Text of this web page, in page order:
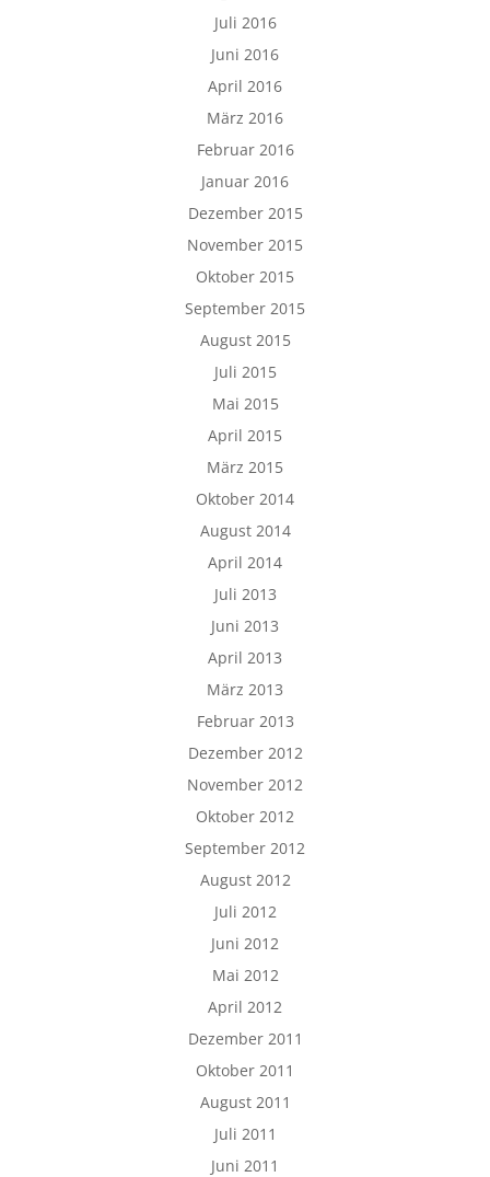
Juli 2016
Juni 2016
April 2016
März 2016
Februar 2016
Januar 2016
Dezember 2015
November 2015
Oktober 2015
September 2015
August 2015
Juli 2015
Mai 2015
April 2015
März 2015
Oktober 2014
August 2014
April 2014
Juli 2013
Juni 2013
April 2013
März 2013
Februar 2013
Dezember 2012
November 2012
Oktober 2012
September 2012
August 2012
Juli 2012
Juni 2012
Mai 2012
April 2012
Dezember 2011
Oktober 2011
August 2011
Juli 2011
Juni 2011